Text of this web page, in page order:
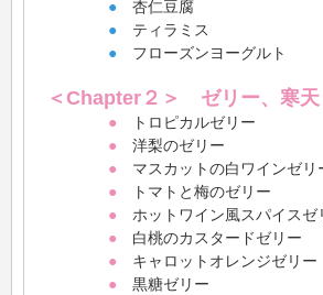
● 杏仁豆腐
● ティラミス
● フローズンヨーグルト
＜Chapter２＞ ゼリー、寒天
● トロピカルゼリー
● 洋梨のゼリー
● マスカットの白ワインゼリ
● トマトと梅のゼリー
● ホットワイン風スパイスゼ
● 白桃のカスタードゼリー
● キャロットオレンジゼリー
● 黒糖ゼリー